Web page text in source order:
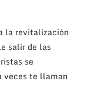
la revitalización
salir de las
se
veces te llaman